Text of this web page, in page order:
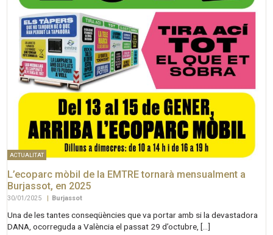
ACTUALITAT
L’ecoparc mòbil de la EMTRE tornarà mensualment a
Burjassot, en 2025
30/01/2025 | Burjassot
Una de les tantes conseqüències que va portar amb si la devastadora
DANA, ocorreguda a València el passat 29 d’octubre, […]